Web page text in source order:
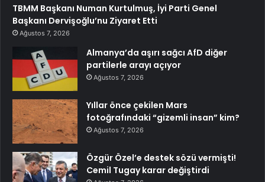
TBMM Başkanı Numan Kurtulmuş, İyi Parti Genel
Başkanı Dervişoğlu’nu Ziyaret Etti
Ağustos 7, 2026
Almanya’da aşırı sağcı AfD diğer
partilerle arayı açıyor
Ağustos 7, 2026
Yıllar önce çekilen Mars
fotoğrafındaki “gizemli insan” kim?
Ağustos 7, 2026
Özgür Özel’e destek sözü vermişti!
Cemil Tugay karar değiştirdi